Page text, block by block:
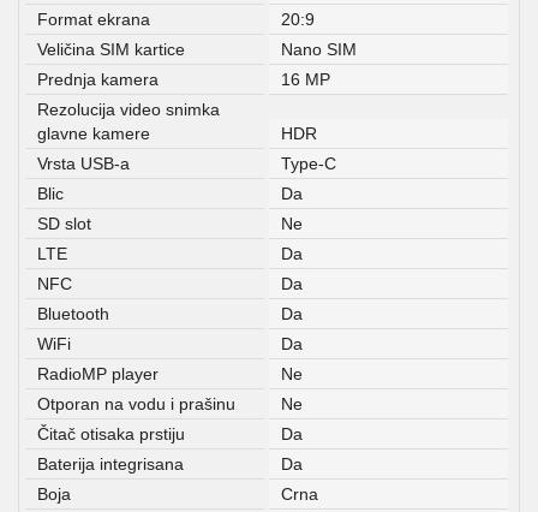
Format ekrana
20:9
Veličina SIM kartice
Nano SIM
Prednja kamera
16 MP
Rezolucija video snimka
glavne kamere
HDR
Vrsta USB-a
Type-C
Blic
Da
SD slot
Ne
LTE
Da
NFC
Da
Bluetooth
Da
WiFi
Da
RadioMP player
Ne
Otporan na vodu i prašinu
Ne
Čitač otisaka prstiju
Da
Baterija integrisana
Da
Boja
Crna